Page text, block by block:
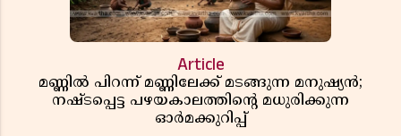
Article
മണ്ണിൽ പിറന്ന് മണ്ണിലേക്ക് മടങ്ങുന്ന മനുഷ്യൻ;
നഷ്ടപ്പെട്ട പഴയകാലത്തിൻ്റെ മധുരിക്കുന്ന
ഓർമക്കുറിപ്പ്